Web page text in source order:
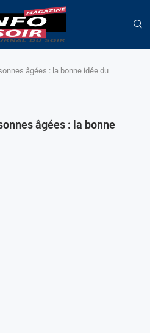
âgées : la bonne idée du
âgées : la bonne